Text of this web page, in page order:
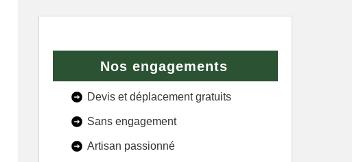
Nos engagements
Devis et déplacement gratuits
Sans engagement
Artisan passionné